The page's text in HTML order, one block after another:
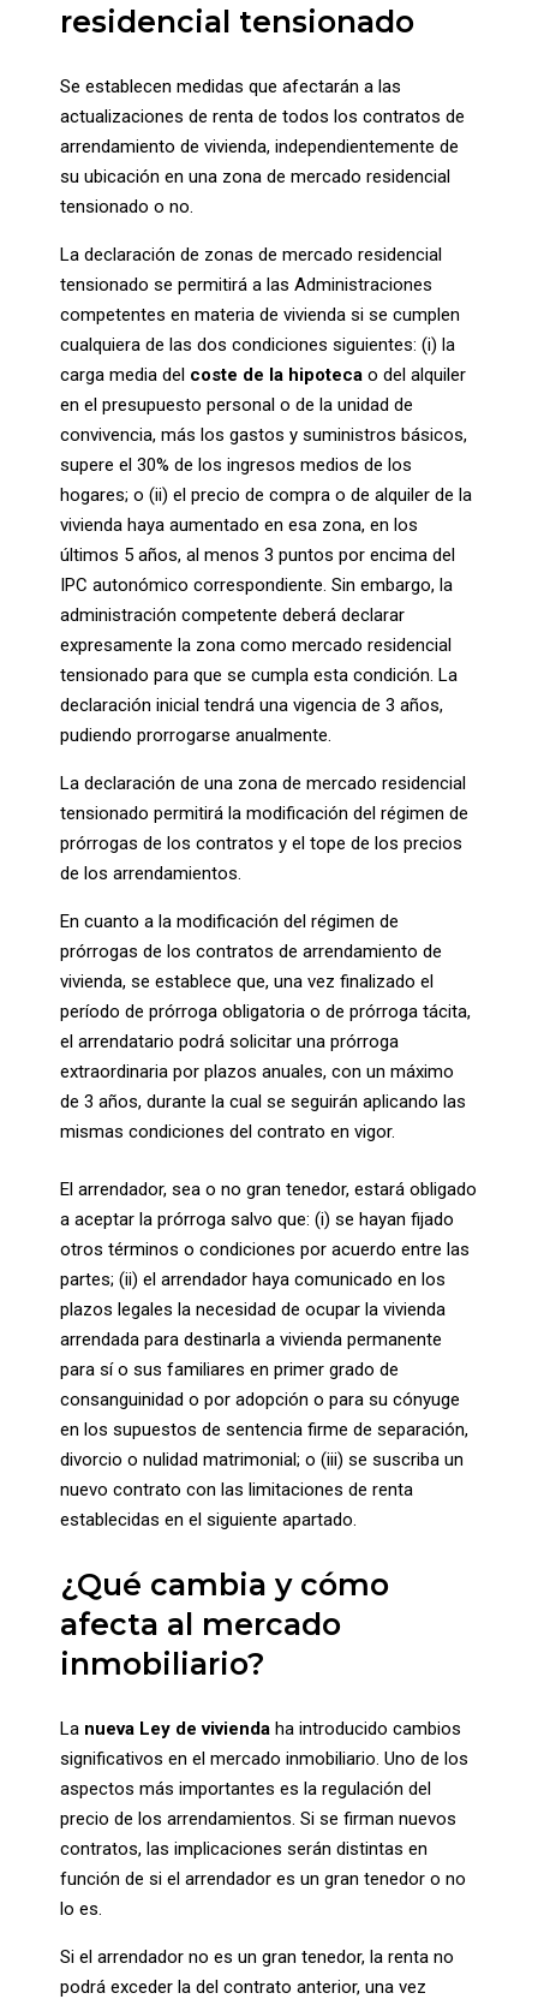
residencial tensionado
Se establecen medidas que afectarán a las
actualizaciones de renta de todos los contratos de
arrendamiento de vivienda, independientemente de
su ubicación en una zona de mercado residencial
tensionado o no.
La declaración de zonas de mercado residencial
tensionado se permitirá a las Administraciones
competentes en materia de vivienda si se cumplen
cualquiera de las dos condiciones siguientes: (i) la
carga media del coste de la hipoteca o del alquiler
en el presupuesto personal o de la unidad de
convivencia, más los gastos y suministros básicos,
supere el 30% de los ingresos medios de los
hogares; o (ii) el precio de compra o de alquiler de la
vivienda haya aumentado en esa zona, en los
últimos 5 años, al menos 3 puntos por encima del
IPC autonómico correspondiente. Sin embargo, la
administración competente deberá declarar
expresamente la zona como mercado residencial
tensionado para que se cumpla esta condición. La
declaración inicial tendrá una vigencia de 3 años,
pudiendo prorrogarse anualmente.
La declaración de una zona de mercado residencial
tensionado permitirá la modificación del régimen de
prórrogas de los contratos y el tope de los precios
de los arrendamientos.
En cuanto a la modificación del régimen de
prórrogas de los contratos de arrendamiento de
vivienda, se establece que, una vez finalizado el
período de prórroga obligatoria o de prórroga tácita,
el arrendatario podrá solicitar una prórroga
extraordinaria por plazos anuales, con un máximo
de 3 años, durante la cual se seguirán aplicando las
mismas condiciones del contrato en vigor.
El arrendador, sea o no gran tenedor, estará obligado
a aceptar la prórroga salvo que: (i) se hayan fijado
otros términos o condiciones por acuerdo entre las
partes; (ii) el arrendador haya comunicado en los
plazos legales la necesidad de ocupar la vivienda
arrendada para destinarla a vivienda permanente
para sí o sus familiares en primer grado de
consanguinidad o por adopción o para su cónyuge
en los supuestos de sentencia firme de separación,
divorcio o nulidad matrimonial; o (iii) se suscriba un
nuevo contrato con las limitaciones de renta
establecidas en el siguiente apartado.
¿Qué cambia y cómo
afecta al mercado
inmobiliario?
La nueva Ley de vivienda ha introducido cambios
significativos en el mercado inmobiliario. Uno de los
aspectos más importantes es la regulación del
precio de los arrendamientos. Si se firman nuevos
contratos, las implicaciones serán distintas en
función de si el arrendador es un gran tenedor o no
lo es.
Si el arrendador no es un gran tenedor, la renta no
podrá exceder la del contrato anterior, una vez